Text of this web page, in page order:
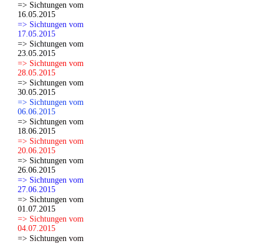
=> Sichtungen vom
16.05.2015
=> Sichtungen vom
17.05.2015
=> Sichtungen vom
23.05.2015
=> Sichtungen vom
28.05.2015
=> Sichtungen vom
30.05.2015
=> Sichtungen vom
06.06.2015
=> Sichtungen vom
18.06.2015
=> Sichtungen vom
20.06.2015
=> Sichtungen vom
26.06.2015
=> Sichtungen vom
27.06.2015
=> Sichtungen vom
01.07.2015
=> Sichtungen vom
04.07.2015
=> Sichtungen vom